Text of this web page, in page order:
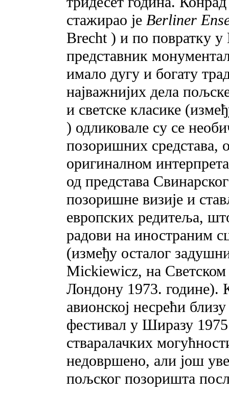
стажирао је Berliner
Brecht ) и по повратку у
представник
имало дугу и богату
најважнијих дела
и светске класике
) одликовале су се
позоришних средстава,
оригиналном
од представа
позоришне визије и
европских редитеља,
радови на иностраним
(између осталог
Mickiewicz, на
Лондону 1973. године).
авионској несрећи
фестивал у Ширазу
стваралачких
недовршено, али још
пољског позоришта